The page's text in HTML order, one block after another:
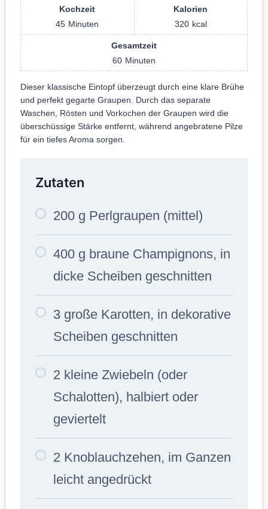
Kochzeit
45 Minuten
Kalorien
320 kcal
Gesamtzeit
60 Minuten
Dieser klassische Eintopf überzeugt durch eine klare Brühe
und perfekt gegarte Graupen. Durch das separate
Waschen, Rösten und Vorkochen der Graupen wird die
überschüssige Stärke entfernt, während angebratene Pilze
für ein tiefes Aroma sorgen.
Zutaten
200 g Perlgraupen (mittel)
400 g braune Champignons, in
dicke Scheiben geschnitten
3 große Karotten, in dekorative
Scheiben geschnitten
2 kleine Zwiebeln (oder
Schalotten), halbiert oder
geviertelt
2 Knoblauchzehen, im Ganzen
leicht angedrückt